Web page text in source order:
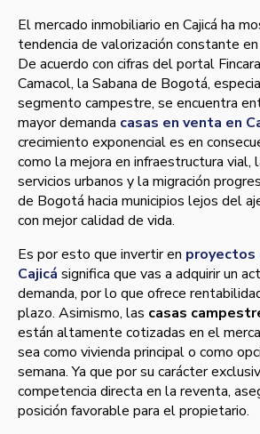
El mercado inmobiliario en Cajicá ha
tendencia de valorización constante
De acuerdo con cifras del portal
Camacol, la Sabana de Bogotá,
segmento campestre, se encuentra
mayor demanda casas en venta en
crecimiento exponencial es en
como la mejora en infraestructura vial,
servicios urbanos y la migración
de Bogotá hacia municipios lejos del
con mejor calidad de vida.
Es por esto que invertir en proyectos
Cajicá significa que vas a adquirir un
demanda, por lo que ofrece
plazo. Asimismo, las casas
están altamente cotizadas en el
sea como vivienda principal o como
semana. Ya que por su carácter
competencia directa en la reventa,
posición favorable para el propietario.